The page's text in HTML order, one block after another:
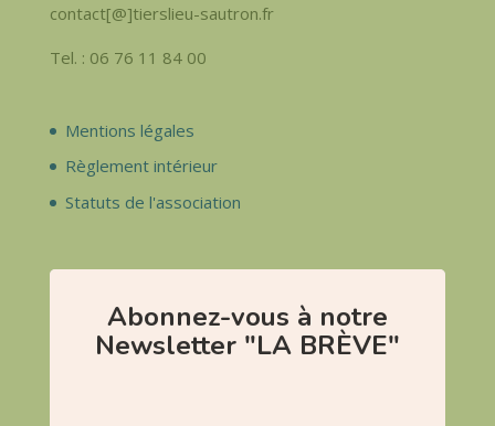
contact[@]tierslieu-sautron.fr
Tel. : 06 76 11 84 00
Mentions légales
Règlement intérieur
Statuts de l'association
Abonnez-vous à notre
Newsletter "LA BRÈVE"